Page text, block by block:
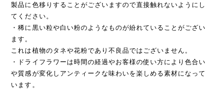
製品に色移りすることがございますので直接触れないようにし
てください。
・稀に黒い粒や白い粉のようなものが紛れていることがござい
ます。
これは植物のタネや花粉であり不良品ではございません。
・ドライフラワーは時間の経過やお客様の使い方により色合い
や質感が変化しアンティークな味わいを楽しめる素材になって
います。